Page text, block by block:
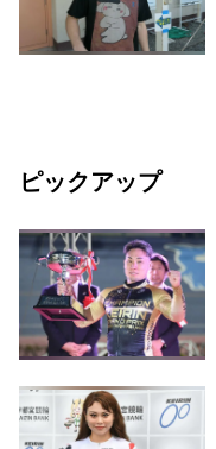
ピックアップ